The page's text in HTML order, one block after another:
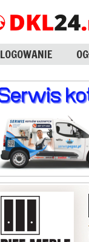
LOGOWANIE